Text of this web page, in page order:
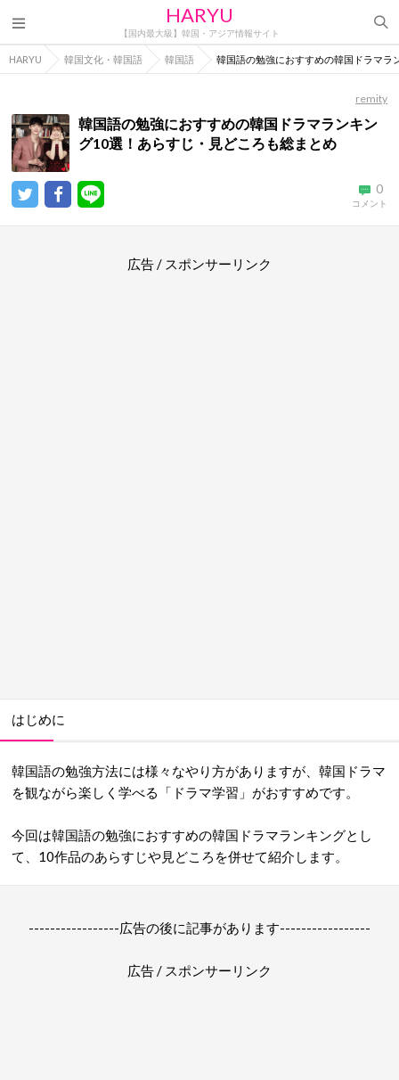
HARYU
【国内最大級】韓国・アジア情報サイト
HARYU 韓国文化・韓国語 韓国語 韓国語の勉強におすすめの韓国ドラマラ
remity
韓国語の勉強におすすめの韓国ドラマランキン
グ10選！あらすじ・見どころも総まとめ
0
コメント
広告 / スポンサーリンク
はじめに
韓国語の勉強方法には様々なやり方がありますが、韓国ドラマ
を観ながら楽しく学べる「ドラマ学習」がおすすめです。
今回は韓国語の勉強におすすめの韓国ドラマランキングとし
て、10作品のあらすじや見どころを併せて紹介します。
-----------------広告の後に記事があります-----------------
広告 / スポンサーリンク